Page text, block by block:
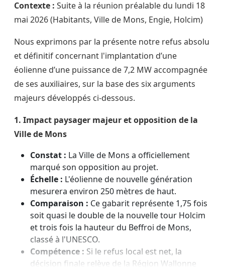
Contexte : Suite à la réunion préalable du lundi 18
mai 2026 (Habitants, Ville de Mons, Engie, Holcim)
Nous exprimons par la présente notre refus absolu
et définitif concernant l'implantation d’une
éolienne d’une puissance de 7,2 MW accompagnée
de ses auxiliaires, sur la base des six arguments
majeurs développés ci-dessous.
1. Impact paysager majeur et opposition de la
Ville de Mons
Constat : La Ville de Mons a officiellement
marqué son opposition au projet.
Échelle : L'éolienne de nouvelle génération
mesurera environ 250 mètres de haut.
Comparaison : Ce gabarit représente 1,75 fois
soit quasi le double de la nouvelle tour Holcim
et trois fois la hauteur du Beffroi de Mons,
classé à l'UNESCO.
Compétence : Si le refus local est net, la
décision finale relève de la Région Wallonne